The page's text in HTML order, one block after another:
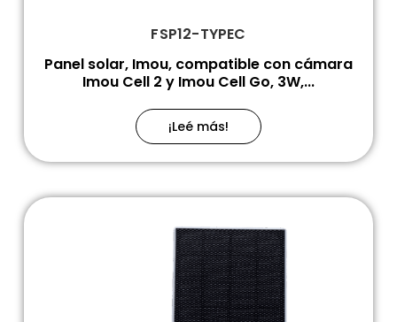
FSP12-TYPEC
Panel solar, Imou, compatible con cámara
Imou Cell 2 y Imou Cell Go, 3W,...
¡Leé más!